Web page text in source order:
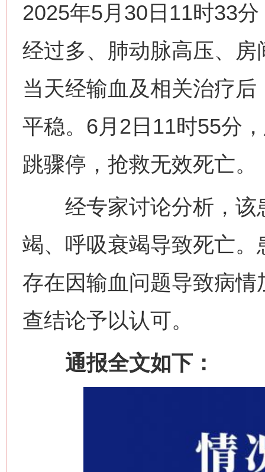
2025年5月30日11时33
经过多、肺动脉高压、房
当天经输血及相关治疗
平稳。6月2日11时55分
跳骤停，抢救无效死亡。
经专家讨论分析，该
竭、呼吸衰竭导致死亡
存在因输血问题导致病
查结论予以认可。
通报全文如下：